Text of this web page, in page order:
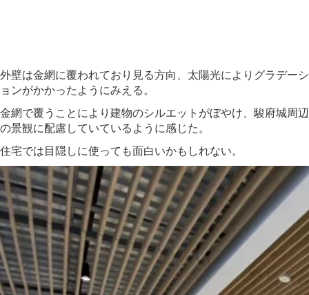
外壁は金網に覆われており見る方向、太陽光によりグラデーシ
ョンがかかったようにみえる。
金網で覆うことにより建物のシルエットがぼやけ、駿府城周辺
の景観に配慮していているように感じた。
住宅では目隠しに使っても面白いかもしれない。